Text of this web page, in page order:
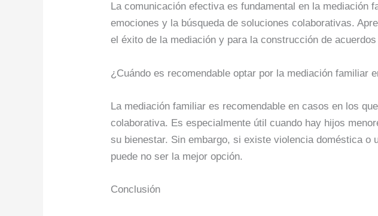
La comunicación efectiva es fundamental en la
emociones y la búsqueda de soluciones colaborativas.
el éxito de la mediación y para la construcción de acuerdos
¿Cuándo es recomendable optar por la mediación familiar
La mediación familiar es recomendable en casos en los
colaborativa. Es especialmente útil cuando hay hijos
su bienestar. Sin embargo, si existe violencia doméstica
puede no ser la mejor opción.
Conclusión